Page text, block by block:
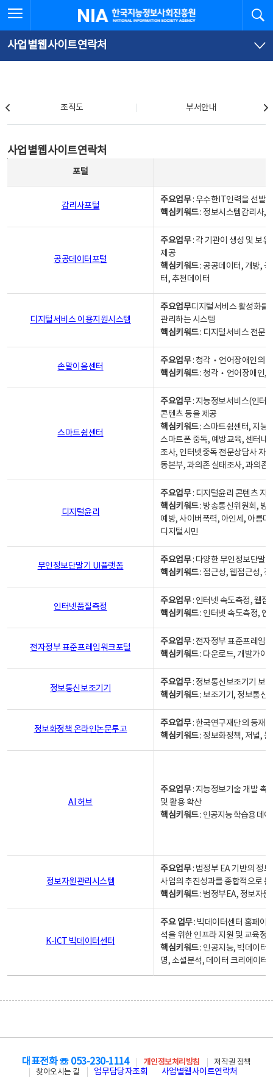
문
로
가
체
뉴
바
가
한국지능정보사회진흥원
사업별웹사이트연락처
조직도 부서안내
사업별웹사이트연락처
포털
감리사포털
주요업무: 우수한IT인력을 선발
핵심키워드: 정보시스템감리사,
공공데이터포털
주요업무: 각 기관이 생성 및 보
제공
핵심키워드: 공공데이터, 개방,
터, 추천데이터
디지털서비스 이용지원시스템
주요업무디지털서비스 활성화를
관리하는 시스템
핵심키워드: 디지털서비스 전문
손말이음센터
주요업무: 청각‧언어장애인의
핵심키워드: 청각‧언어장애인,
스마트쉼센터
주요업무: 지능정보서비스(인터
콘텐츠 등을 제공
핵심키워드: 스마트쉼센터, 지능
스마트폰 중독, 예방교육, 센터내
조사, 인터넷중독 전문상담사 자
동본부, 과의존 실태조사, 과의존
디지털윤리
주요업무: 디지털윤리 콘텐츠 지
핵심키워드: 방송통신위원회, 방
예방, 사이버폭력, 아인세, 아름
디지털시민
무인정보단말기 UI플랫폼
주요업무: 다양한 무인정보단말
핵심키워드: 접근성, 웹접근성,
인터넷품질측정
주요업무: 인터넷 속도측정, 웹접
핵심키워드: 인터넷 속도측정, 인
전자정부 표준프레임워크포털
주요업무: 전자정부 표준프레임
핵심키워드: 다운로드, 개발가이
정보통신보조기기
주요업무: 정보통신보조기기 보
핵심키워드: 보조기기, 정보통신
정보화정책 온라인논문투고
주요업무: 한국연구재단의 등재
핵심키워드: 정보화정책, 저널,
AI 허브
주요업무: 지능정보기술 개발 촉
및 활용 확산
핵심키워드: 인공지능 학습용 데
정보자원관리시스템
주요업무: 범정부 EA 기반의 정
사업의 추진성과를 종합적으로
핵심키워드: 범정부EA, 정보자
K-ICT 빅데이터센터
주요 업무: 빅데이터센터 홈페이
석을 위한 인프라 지원 및 교육정
핵심키워드: 인공지능, 빅데이터,
명, 소셜분석, 데이터 크리에이터
대표전화 ☏ 053-230-1114 개인정보처리방침
저작권 정책
찾아오시는 길
업무담당자조회 사업별웹사이트연락처